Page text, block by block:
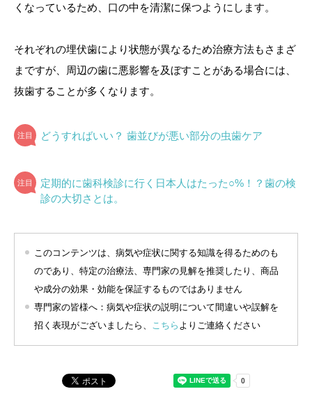
くなっているため、口の中を清潔に保つようにします。
それぞれの埋伏歯により状態が異なるため治療方法もさまざ
まですが、周辺の歯に悪影響を及ぼすことがある場合には、
抜歯することが多くなります。
どうすればいい？ 歯並びが悪い部分の虫歯ケア
定期的に歯科検診に行く日本人はたった○%！？歯の検
診の大切さとは。
このコンテンツは、病気や症状に関する知識を得るためのも
のであり、特定の治療法、専門家の見解を推奨したり、商品
や成分の効果・効能を保証するものではありません
専門家の皆様へ：病気や症状の説明について間違いや誤解を
招く表現がございましたら、
こちら よりご連絡ください